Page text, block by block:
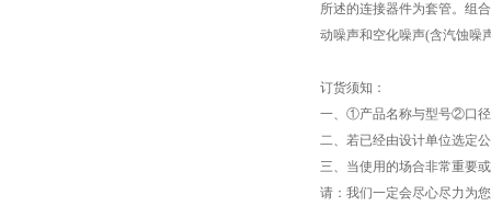
所述的连接器件为套管。组
动噪声和空化噪声(含汽蚀噪
订货须知：
一、①产品名称与型号②口
二、若已经由设计单位选定
三、当使用的场合非常重要
请：我们一定会尽心尽力为